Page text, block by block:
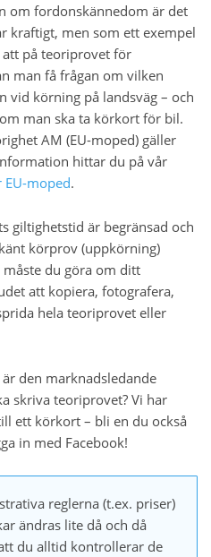
om fordonskännedom är det
kraftigt, men som ett exempel
på teoriprovet för
man få frågan om vilken
vid körning på landsväg – och
man ska ta körkort för bil.
AM (EU-moped) gäller
hittar du på vår
moped.
giltighetstid är begränsad och
körprov (uppkörning)
du göra om ditt
att kopiera, fotografera,
hela teoriprovet eller
den marknadsledande
skriva teoriprovet? Vi har
ett körkort – bli en du också
in med Facebook!
reglerna (t.ex. priser)
ändras lite då och då
du alltid kontrollerar de